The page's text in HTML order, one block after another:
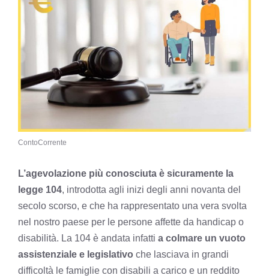
ContoCorrente
L’agevolazione più conosciuta è sicuramente la
legge 104, introdotta agli inizi degli anni novanta del
secolo scorso, e che ha rappresentato una vera svolta
nel nostro paese per le persone affette da handicap o
disabilità. La 104 è andata infatti a colmare un vuoto
assistenziale e legislativo che lasciava in grandi
difficoltà le famiglie con disabili a carico e un reddito